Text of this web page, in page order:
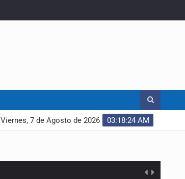
03:18:25 AM
Viernes, 7 de Agosto de 2026